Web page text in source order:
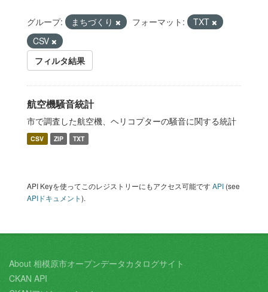
グループ: まちづくり フォーマット:
TXT
CSV
フィルタ結果
航空機騒音統計
市で調査した航空機、ヘリコプターの騒音に関する統計
CSV ZIP TXT
API Keyを使ってこのレジストリーにもアクセス可能ですAPI (see
APIドキュメント).
About 相模原市オープンデータカタログサイト
CKAN API